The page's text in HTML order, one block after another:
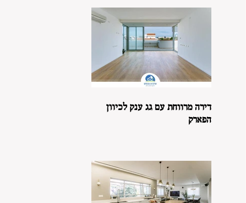
דירה מרווחת עם גג ענק לכיוון
הפארק